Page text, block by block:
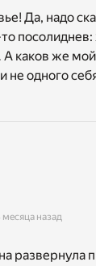
Да, надо
каков же
одного
месяца назад
развернула